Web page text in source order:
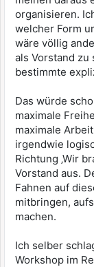
organisieren.
welcher Form
wäre völlig
als Vorstand zu
bestimmte
Das würde
maximale
maximale
irgendwie
Richtung ‚Wir
Vorstand aus.
Fahnen auf
mitbringen,
machen.
Ich selber
Workshop im